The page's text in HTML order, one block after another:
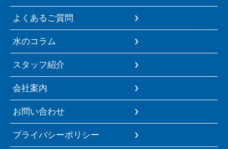
よくあるご質問
水のコラム
スタッフ紹介
会社案内
お問い合わせ
プライバシーポリシー